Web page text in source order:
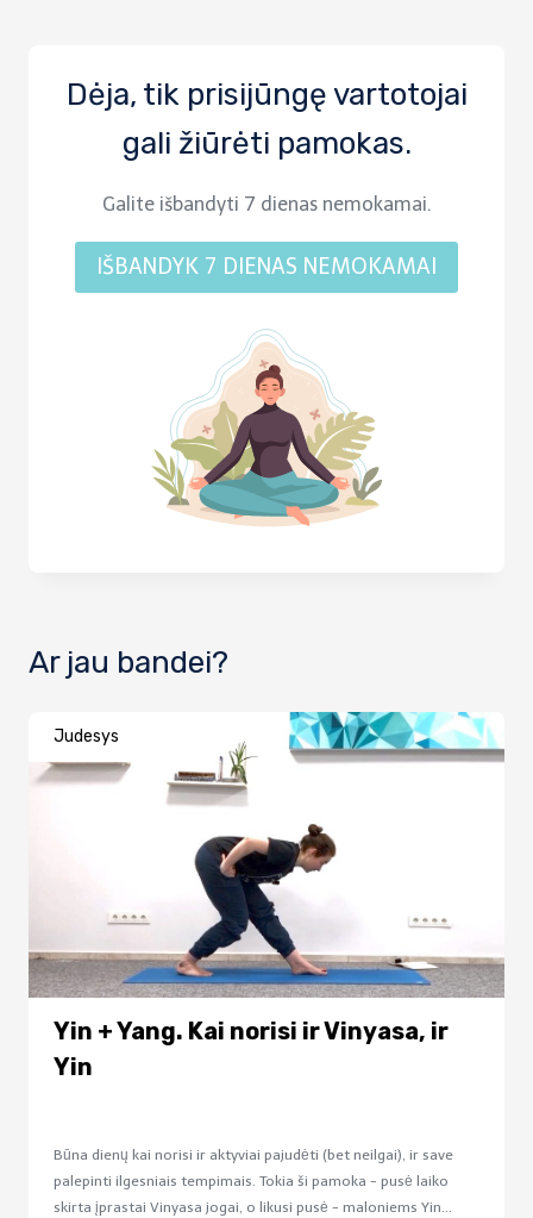
Dėja, tik prisijūngę vartotojai
gali žiūrėti pamokas.
Galite išbandyti 7 dienas nemokamai.
IŠBANDYK 7 DIENAS NEMOKAMAI
Ar jau bandei?
Judesys
Yin + Yang. Kai norisi ir Vinyasa, ir
Yin
Būna dienų kai norisi ir aktyviai pajudėti (bet neilgai), ir save
palepinti ilgesniais tempimais. Tokia ši pamoka - pusė laiko
skirta įprastai Vinyasa jogai, o likusi pusė - maloniems Yin...